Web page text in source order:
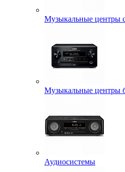
Музыкальные центры
Музыкальные центры
Аудиосистемы